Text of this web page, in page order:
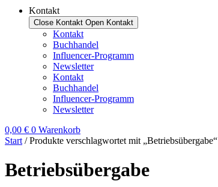
Kontakt
Close Kontakt Open Kontakt
Kontakt
Buchhandel
Influencer-Programm
Newsletter
Kontakt
Buchhandel
Influencer-Programm
Newsletter
0,00 € 0 Warenkorb
Start / Produkte verschlagwortet mit „Betriebsübergabe“
Betriebsübergabe